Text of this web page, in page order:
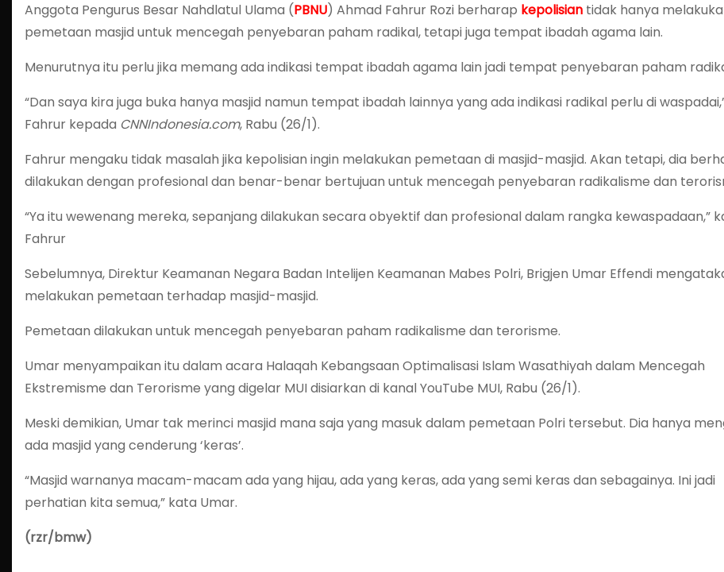
Anggota Pengurus Besar Nahdlatul Ulama (PBNU) Ahmad Fahrur Rozi berharap kepolisian tidak hanya
pemetaan masjid untuk mencegah penyebaran paham radikal, tetapi juga tempat ibadah agama lain.
Menurutnya itu perlu jika memang ada indikasi tempat ibadah agama lain jadi tempat penyebaran paham
“Dan saya kira juga buka hanya masjid namun tempat ibadah lainnya yang ada indikasi radikal perlu di
Fahrur kepada CNNIndonesia.com, Rabu (26/1).
Fahrur mengaku tidak masalah jika kepolisian ingin melakukan pemetaan di masjid-masjid. Akan tetapi, dia
dilakukan dengan profesional dan benar-benar bertujuan untuk mencegah penyebaran radikalisme dan
“Ya itu wewenang mereka, sepanjang dilakukan secara obyektif dan profesional dalam rangka kewaspadaan,”
Fahrur
Sebelumnya, Direktur Keamanan Negara Badan Intelijen Keamanan Mabes Polri, Brigjen Umar Effendi
melakukan pemetaan terhadap masjid-masjid.
Pemetaan dilakukan untuk mencegah penyebaran paham radikalisme dan terorisme.
Umar menyampaikan itu dalam acara Halaqah Kebangsaan Optimalisasi Islam Wasathiyah dalam Mencegah
Ekstremisme dan Terorisme yang digelar MUI disiarkan di kanal YouTube MUI, Rabu (26/1).
Meski demikian, Umar tak merinci masjid mana saja yang masuk dalam pemetaan Polri tersebut. Dia hanya
ada masjid yang cenderung ‘keras’.
“Masjid warnanya macam-macam ada yang hijau, ada yang keras, ada yang semi keras dan sebagainya. Ini jadi
perhatian kita semua,” kata Umar.
(rzr/bmw)